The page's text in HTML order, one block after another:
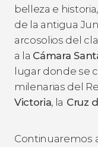
belleza e
de la antigua
arcosolios del
a la Cámara
lugar donde se
milenarias del
Victoria, la Cruz
Continuaremos